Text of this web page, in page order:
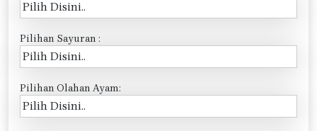
Pilihan Sayuran :
Pilihan Olahan Ayam: